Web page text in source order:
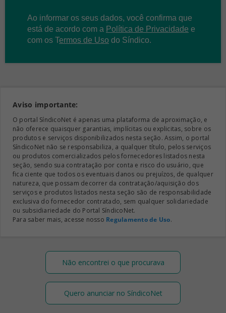
Ao informar os seus dados, você confirma que
está de acordo com a Política de Privacidade e
com os Termos de Uso do Síndico.
Aviso importante:
O portal SíndicoNet é apenas uma plataforma de aproximação, e
não oferece quaisquer garantias, implícitas ou explicitas, sobre os
produtos e serviços disponibilizados nesta seção. Assim, o portal
SíndicoNet não se responsabiliza, a qualquer título, pelos serviços
ou produtos comercializados pelos fornecedores listados nesta
seção, sendo sua contratação por conta e risco do usuário, que
fica ciente que todos os eventuais danos ou prejuízos, de qualquer
natureza, que possam decorrer da contratação/aquisição dos
serviços e produtos listados nesta seção são de responsabilidade
exclusiva do fornecedor contratado, sem qualquer solidariedade
ou subsidiariedade do Portal SíndicoNet.
Para saber mais, acesse nosso Regulamento de Uso.
Não encontrei o que procurava
Quero anunciar no SíndicoNet